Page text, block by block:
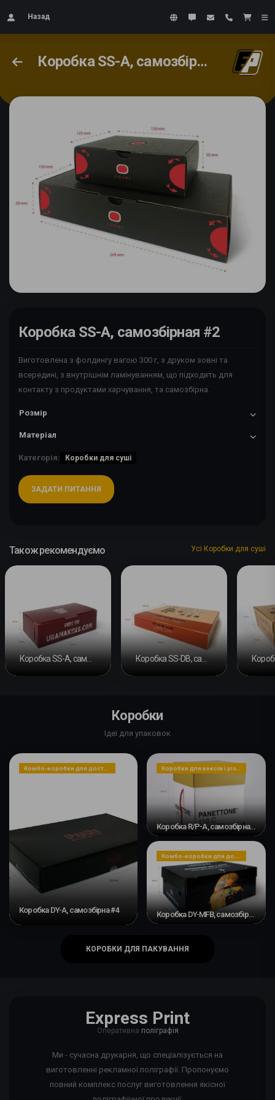
Назад
Коробка SS-A, самозбірная #2
Коробка SS-A, самозбірная #2
Виготовлена з фолдингу вагою 300 г, з друком зовні та
всередині, з внутрішнім ламінуванням, що підходить для
контакту з продуктами харчування, та самозбірна.
Розмір
Матеріал
Категорія: Коробки для суші
ЗАДАТИ ПИТАННЯ
Також рекомендуємо Усі Коробки для суші
Коробки
Ідеї для упаковок
Коробка DY-A, самозбірна #4
Коробка R/P-A, самозбірна #3
Коробка DY-MFB, самозбірна
КОРОБКИ ДЛЯ ПАКУВАННЯ
Express Print
Оперативна поліграфія
Ми - сучасна друкарня, що спеціалізується на
виготовленні рекламної поліграфії. Пропонуємо
повний комплекс послуг виготовлення якісної